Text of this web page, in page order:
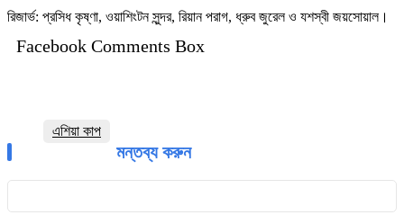
রিজার্ভ: প্রসিধ কৃষ্ণা, ওয়াশিংটন সুন্দর, রিয়ান পরাগ, ধ্রুব জুরেল ও যশস্বী জয়সোয়াল।
Facebook Comments Box
এশিয়া কাপ
মন্তব্য করুন